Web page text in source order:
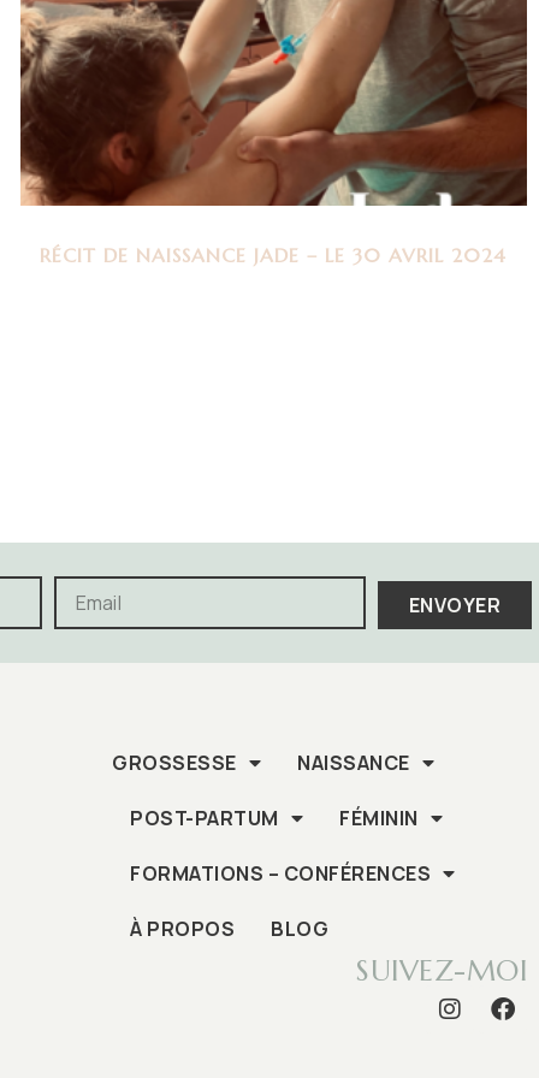
RÉCIT DE NAISSANCE JADE – LE 30 AVRIL 2024
ENVOYER
GROSSESSE NAISSANCE
POST-PARTUM FÉMININ
FORMATIONS – CONFÉRENCES
À PROPOS BLOG
SUIVEZ-MOI